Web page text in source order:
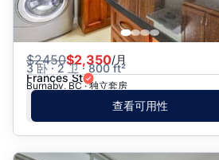
$2450$2,350/月
3 卧 · 2 卫 · 800 ft²
Frances St
Burnaby, BC · 独立套房
查看可用性